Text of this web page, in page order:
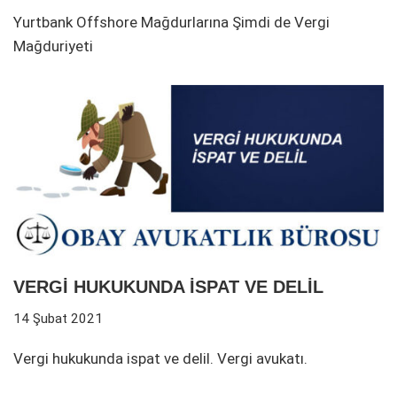
Yurtbank Offshore Mağdurlarına Şimdi de Vergi
Mağduriyeti
VERGİ HUKUKUNDA İSPAT VE DELİL
14 Şubat 2021
Vergi hukukunda ispat ve delil. Vergi avukatı.